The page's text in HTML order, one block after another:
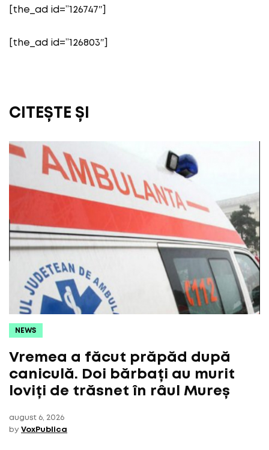
[the_ad id=”126747″]
[the_ad id=”126803″]
CITEȘTE ȘI
NEWS
Vremea a făcut prăpăd după
caniculă. Doi bărbați au murit
loviți de trăsnet în râul Mureș
august 6, 2026
by VoxPublica